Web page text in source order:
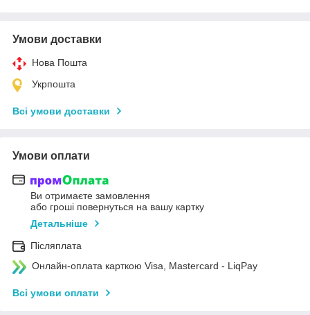
Умови доставки
Нова Пошта
Укрпошта
Всі умови доставки
Умови оплати
Ви отримаєте замовлення
або гроші повернуться на вашу картку
Детальніше
Післяплата
Онлайн-оплата карткою Visa, Mastercard - LiqPay
Всі умови оплати